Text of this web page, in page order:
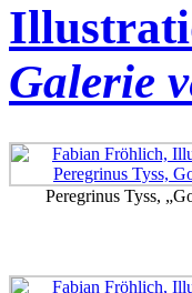
Galerie
Peregrinus Tyss,